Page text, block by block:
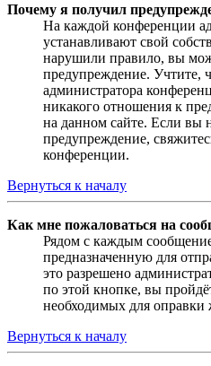
Почему я получил
На каждой конференции
устанавливают свой
нарушили правило, вы
предупреждение. Учтите,
администратора
никакого отношения к
на данном сайте. Если вы
предупреждение,
конференции.
Вернуться к началу
Как мне пожаловаться на
Рядом с каждым
предназначенную для
это разрешено
по этой кнопке, вы
необходимых для
Вернуться к началу